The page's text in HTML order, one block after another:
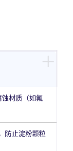
+
材质（如氟
防止淀粉颗粒